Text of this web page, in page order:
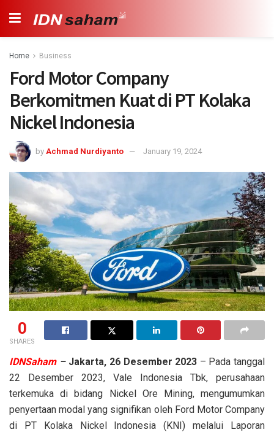
Home Business
Ford Motor Company
Berkomitmen Kuat di PT Kolaka
Nickel Indonesia
by Achmad Nurdiyanto January 19, 2024
0
SHARES
IDNSaham– Jakarta, 26 Desember 2023 – Pada tanggal
22 Desember 2023, Vale Indonesia Tbk, perusahaan
terkemuka di bidang Nickel Ore Mining, mengumumkan
penyertaan modal yang signifikan oleh Ford Motor Company
di PT Kolaka Nickel Indonesia (KNI) melalui Laporan